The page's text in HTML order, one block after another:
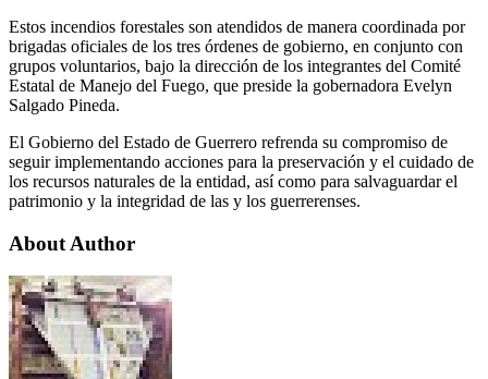
Estos incendios forestales son atendidos de manera coordinada por
brigadas oficiales de los tres órdenes de gobierno, en conjunto con
grupos voluntarios, bajo la dirección de los integrantes del Comité
Estatal de Manejo del Fuego, que preside la gobernadora Evelyn
Salgado Pineda.
El Gobierno del Estado de Guerrero refrenda su compromiso de
seguir implementando acciones para la preservación y el cuidado de
los recursos naturales de la entidad, así como para salvaguardar el
patrimonio y la integridad de las y los guerrerenses.
About Author